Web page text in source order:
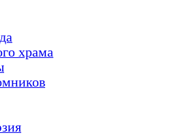
храма